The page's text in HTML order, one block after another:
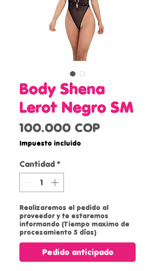
Body Shena
Lerot Negro SM
100.000 COP
Impuesto incluido
Cantidad *
Realizaremos el pedido al
proveedor y te estaremos
informando (Tiempo maximo de
procesamiento 5 días)
Pedido anticipado